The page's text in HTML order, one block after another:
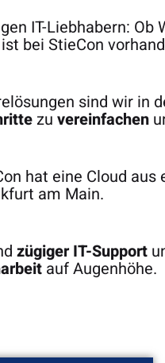
IT-Liebhabern: Ob
ist bei StieCon
sind wir in
zu vereinfachen
hat eine Cloud aus
am Main.
zügiger IT-Support
auf Augenhöhe.